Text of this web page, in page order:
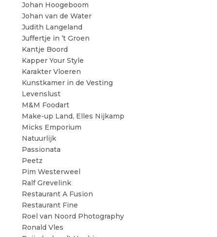
Johan Hoogeboom
Johan van de Water
Judith Langeland
Juffertje in ’t Groen
Kantje Boord
Kapper Your Style
Karakter Vloeren
Kunstkamer in de Vesting
Levenslust
M&M Foodart
Make-up Land, Elles Nijkamp
Micks Emporium
Natuurlijk
Passionata
Peetz
Pim Westerweel
Ralf Grevelink
Restaurant A Fusion
Restaurant Fine
Roel van Noord Photography
Ronald Vles